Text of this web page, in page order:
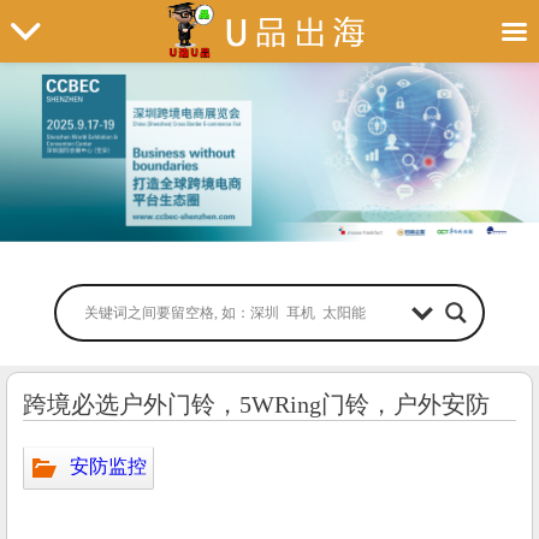
跨境必选户外门铃，5WRing门铃，户外安防
安防监控